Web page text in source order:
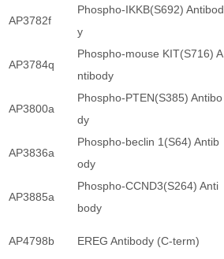
AP3782f
Phospho-IKKB(S692) Antibod
y
AP3784q
Phospho-mouse KIT(S716) A
ntibody
AP3800a
Phospho-PTEN(S385) Antibo
dy
AP3836a
Phospho-beclin 1(S64) Antib
ody
AP3885a
Phospho-CCND3(S264) Anti
body
AP4798b EREG Antibody (C-term)